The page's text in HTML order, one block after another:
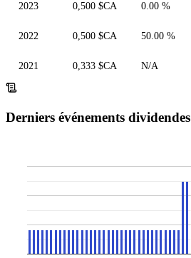
2023 0,500 $CA 0.00 %
2022 0,500 $CA 50.00 %
2021 0,333 $CA N/A
Derniers événements dividendes